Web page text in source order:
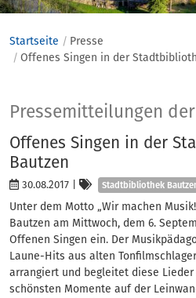
Startseite
Presse
Offenes Singen in der
Presse
Pressemitteilungen
Offenes Singen in der
Bautzen
30.08.2017 Kategorien
Stadtbibliothek
Unter dem Motto „Wir machen
Bautzen am Mittwoch, dem 6.
Offenen Singen ein. Der
Laune-Hits aus alten
arrangiert und begleitet diese Lieder
schönsten Momente auf der